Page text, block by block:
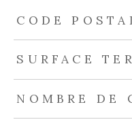
CODE
SURFACE
NOMBRE DE